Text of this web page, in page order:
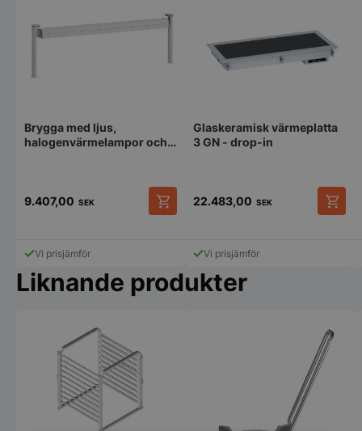
Brygga med ljus,
halogenvärmelampor och
9.407,00 SEK
Vi prisjämför
Glaskeramisk värmeplatta
3 GN - drop-in
22.483,00 SEK
Vi prisjämför
Liknande produkter